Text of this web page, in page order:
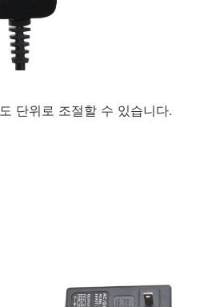
단위로 조절할 수 있습니다.